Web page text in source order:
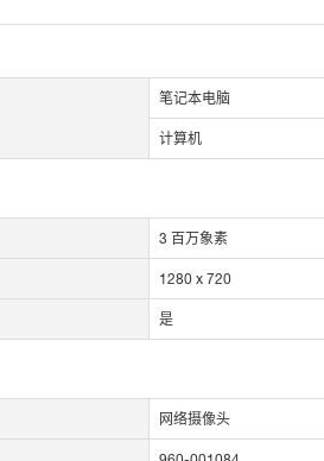
笔记本电脑
计算机
3 百万象素
1280 x 720
是
网络摄像头